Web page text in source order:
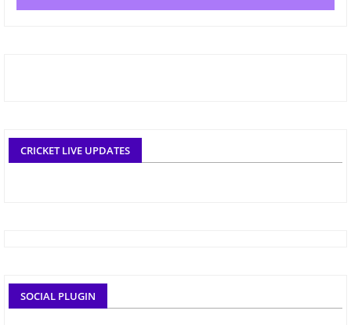
CRICKET LIVE UPDATES
SOCIAL PLUGIN